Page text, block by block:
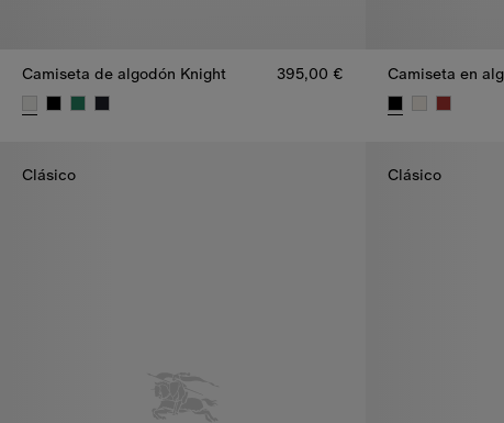
Camiseta de algodón Knight 395,00 €
Clásico Clásico